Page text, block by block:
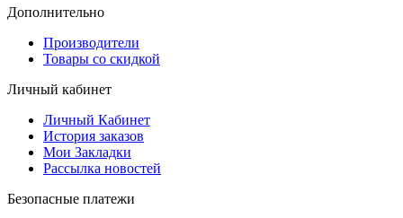
Дополнительно
Производители
Товары со скидкой
Личный кабинет
Личный Кабинет
История заказов
Мои Закладки
Рассылка новостей
Безопасные платежи